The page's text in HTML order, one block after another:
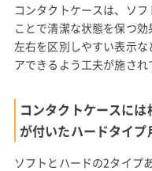
コンタクトケースは、ソ
ことで清潔な状態を保つ効
左右を区別しやすい表示
アできるよう工夫が施され
コンタクトケースに
が付いたハードタイプ
ソフトとハードの2タイプ